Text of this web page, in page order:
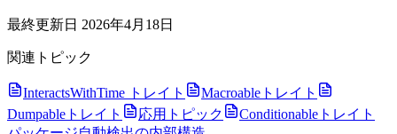
最終更新日 2026年4月18日
関連トピック
InteractsWithTime トレイト
Macroableトレイト
Dumpableトレイト
応用トピック
Conditionableトレイト